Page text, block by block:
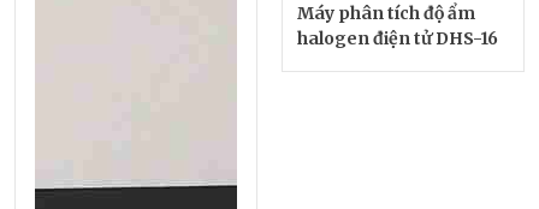
Máy phân tích độ ẩm
halogen điện tử DHS-16